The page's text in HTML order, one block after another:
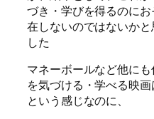
づき・学びを得るのに
在しないのではないか
した
マネーボールなど他に
を気づける・学べる映
という感じなのに、